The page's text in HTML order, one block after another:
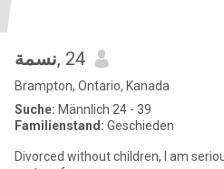
نسمة, 24
Brampton, Ontario, Kanada
Suche: Männlich 24 - 39
Familienstand: Geschieden
Divorced without children, I am